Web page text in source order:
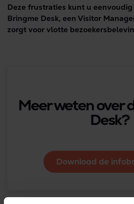
Deze frustraties kunt u
Bringme Desk, een Visitor
zorgt voor vlotte
Meer weten over
Desk?
Download de